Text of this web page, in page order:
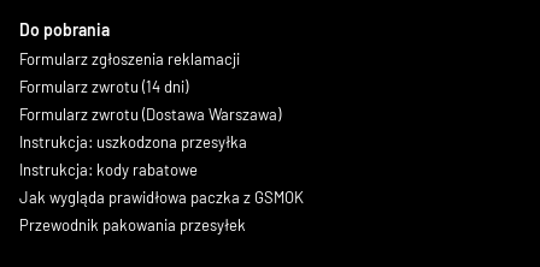
Do pobrania
Formularz zgłoszenia reklamacji
Formularz zwrotu (14 dni)
Formularz zwrotu (Dostawa Warszawa)
Instrukcja: uszkodzona przesyłka
Instrukcja: kody rabatowe
Jak wygląda prawidłowa paczka z GSMOK
Przewodnik pakowania przesyłek